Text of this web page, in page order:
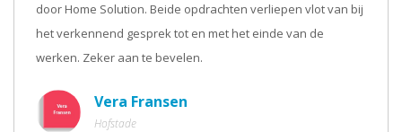
door Home Solution. Beide opdrachten verliepen vlot van bij
het verkennend gesprek tot en met het einde van de
werken. Zeker aan te bevelen.
Vera Fransen
Hofstade